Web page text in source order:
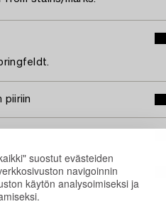
suostut evästeiden
navigoinnin
käytön analysoimiseksi ja
piiriin